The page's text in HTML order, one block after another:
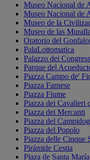
Museo Nacional de
Museo Nacional de
Museo de la
Museo de las
Oratorio del
PalaLottomatica
Palazzo dei
Parque del
Piazza Campo de'
Piazza Farnese
Piazza Fiume
Piazza dei Cavalieri
Piazza dei Mercanti
Piazza del
Piazza del Popolo
Piazza delle Cinque
Pirámide Cestia
Plaza de Santa